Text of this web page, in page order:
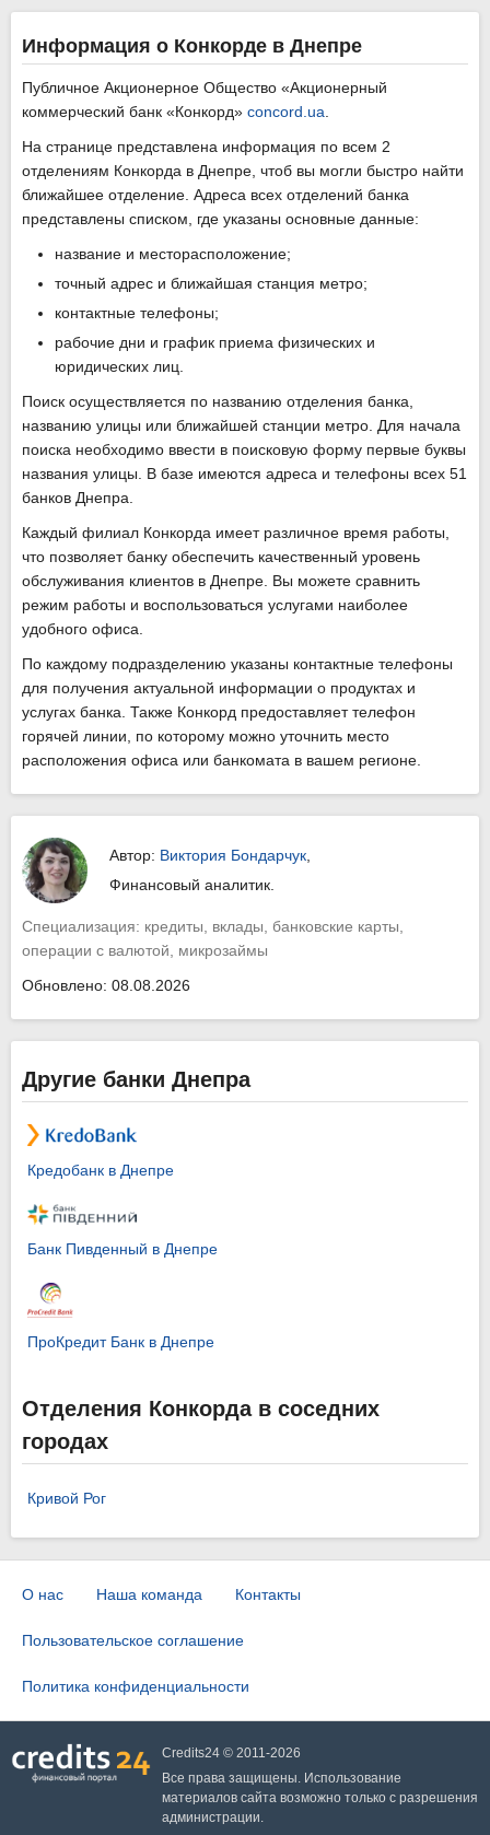
Информация о Конкорде в Днепре
Публичное Акционерное Общество «Акционерный
коммерческий банк «Конкорд» concord.ua
На странице представлена информация по всем 2
отделениям Конкорда в Днепре, чтоб вы могли быстро найти
ближайшее отделение. Адреса всех отделений банка
представлены списком, где указаны основные данные:
название и месторасположение;
точный адрес и ближайшая станция метро;
контактные телефоны;
рабочие дни и график приема физических и
юридических лиц.
Поиск осуществляется по названию отделения банка,
названию улицы или ближайшей станции метро. Для начала
поиска необходимо ввести в поисковую форму первые буквы
названия улицы. В базе имеются адреса и телефоны всех 51
банков Днепра.
Каждый филиал Конкорда имеет различное время работы,
что позволяет банку обеспечить качественный уровень
обслуживания клиентов в Днепре. Вы можете сравнить
режим работы и воспользоваться услугами наиболее
удобного офиса.
По каждому подразделению указаны контактные телефоны
для получения актуальной информации о продуктах и
услугах банка. Также Конкорд предоставляет телефон
горячей линии, по которому можно уточнить место
расположения офиса или банкомата в вашем регионе.
Автор: Виктория Бондарчук
Финансовый аналитик.
Специализация: кредиты, вклады, банковские карты,
операции с валютой, микрозаймы
Обновлено: 08.08.2026
Другие банки Днепра
Кредобанк в Днепре
Банк Пивденный в Днепре
ПроКредит Банк в Днепре
Отделения Конкорда в соседних
городах
Кривой Рог
О нас Наша команда Контакты
Пользовательское соглашение
Политика конфиденциальности
Credits24 © 2011-2026
Все права защищены. Использование
материалов сайта возможно только с разрешения
администрации.